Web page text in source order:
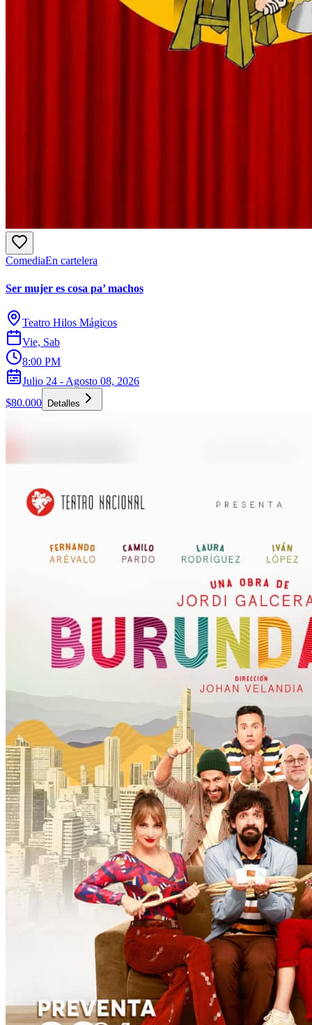
ComediaEn cartelera
Ser mujer es cosa pa’ machos
Teatro Hilos Mágicos
Vie, Sab
8:00 PM
Julio 24 - Agosto 08, 2026
$80.000
Detalles